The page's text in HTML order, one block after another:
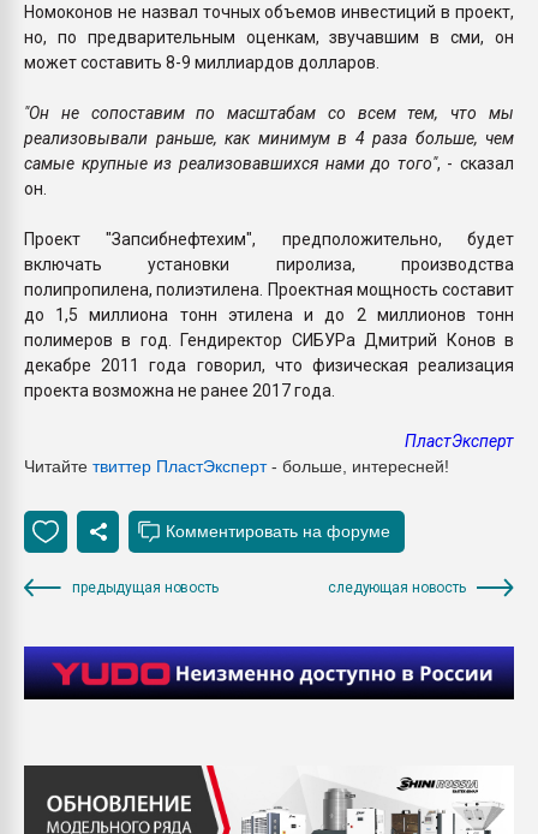
Номоконов не назвал точных объемов инвестиций в проект,
но, по предварительным оценкам, звучавшим в сми, он
может составить 8-9 миллиардов долларов.
"Он не сопоставим по масштабам со всем тем, что мы
реализовывали раньше, как минимум в 4 раза больше, чем
самые крупные из реализовавшихся нами до того", - сказал
он.
Проект "Запсибнефтехим", предположительно, будет
включать установки пиролиза, производства
полипропилена, полиэтилена. Проектная мощность составит
до 1,5 миллиона тонн этилена и до 2 миллионов тонн
полимеров в год. Гендиректор СИБУРа Дмитрий Конов в
декабре 2011 года говорил, что физическая реализация
проекта возможна не ранее 2017 года.
ПластЭксперт
Читайте твиттер ПластЭксперт- больше, интересней!
предыдущая новость следующая новость